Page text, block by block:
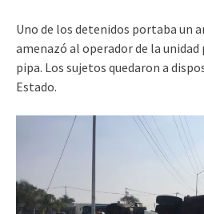
Uno de los detenidos portaba un
amenazó al operador de la unidad
pipa. Los sujetos quedaron a
Estado.